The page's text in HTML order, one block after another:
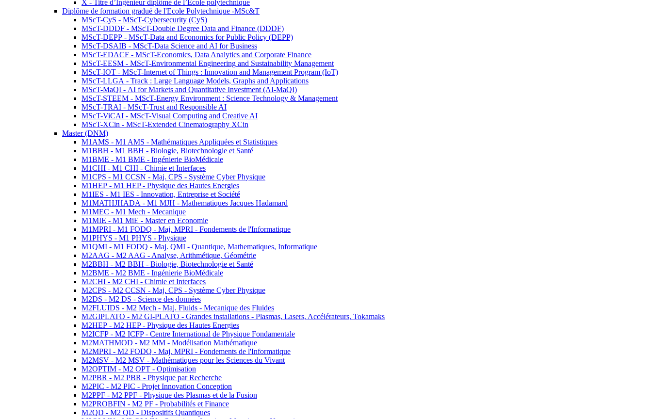
X - Titre d’Ingénieur diplômé de l’École polytechnique
Diplôme de formation gradué de l'Ecole Polytechnique -MSc&T
MScT-CyS - MScT-Cybersecurity (CyS)
MScT-DDDF - MScT-Double Degree Data and Finance (DDDF)
MScT-DEPP - MScT-Data and Economics for Public Policy (DEPP)
MScT-DSAIB - MScT-Data Science and AI for Business
MScT-EDACF - MScT-Economics, Data Analytics and Corporate Finance
MScT-EESM - MScT-Environmental Engineering and Sustainability Management
MScT-IOT - MScT-Internet of Things : Innovation and Management Program (IoT)
MScT-LLGA - Track : Large Language Models, Graphs and Applications
MScT-MaQI - AI for Markets and Quantitative Investment (AI-MaQI)
MScT-STEEM - MScT-Energy Environment : Science Technology & Management
MScT-TRAI - MScT-Trust and Responsible AI
MScT-ViCAI - MScT-Visual Computing and Creative AI
MScT-XCin - MScT-Extended Cinematography XCin
Master (DNM)
M1AMS - M1 AMS - Mathématiques Appliquées et Statistiques
M1BBH - M1 BBH - Biologie, Biotechnologie et Santé
M1BME - M1 BME - Ingénierie BioMédicale
M1CHI - M1 CHI - Chimie et Interfaces
M1CPS - M1 CCSN - Maj. CPS - Système Cyber Physique
M1HEP - M1 HEP - Physique des Hautes Energies
M1IES - M1 IES - Innovation, Entreprise et Société
M1MATHJHADA - M1 MJH - Mathematiques Jacques Hadamard
M1MEC - M1 Mech - Mecanique
M1MIE - M1 MiE - Master en Economie
M1MPRI - M1 FODQ - Maj. MPRI - Fondements de l'Informatique
M1PHYS - M1 PHYS - Physique
M1QMI - M1 FODQ - Maj. QMI - Quantique, Mathematiques, Informatique
M2AAG - M2 AAG - Analyse, Arithmétique, Géométrie
M2BBH - M2 BBH - Biologie, Biotechnologie et Santé
M2BME - M2 BME - Ingénierie BioMédicale
M2CHI - M2 CHI - Chimie et Interfaces
M2CPS - M2 CCSN - Maj. CPS - Système Cyber Physique
M2DS - M2 DS - Science des données
M2FLUIDS - M2 Mech - Maj. Fluids - Mecanique des Fluides
M2GIPLATO - M2 GI-PLATO - Grandes installations - Plasmas, Lasers, Accélérateurs, Tokamaks
M2HEP - M2 HEP - Physique des Hautes Energies
M2ICFP - M2 ICFP - Centre International de Physique Fondamentale
M2MATHMOD - M2 MM - Modélisation Mathématique
M2MPRI - M2 FODQ - Maj. MPRI - Fondements de l'Informatique
M2MSV - M2 MSV - Mathématiques pour les Sciences du Vivant
M2OPTIM - M2 OPT - Optimisation
M2PBR - M2 PBR - Physique par Recherche
M2PIC - M2 PIC - Projet Innovation Conception
M2PPF - M2 PPF - Physique des Plasmas et de la Fusion
M2PROBFIN - M2 PF - Probabilités et Finance
M2QD - M2 QD - Dispositifs Quantiques